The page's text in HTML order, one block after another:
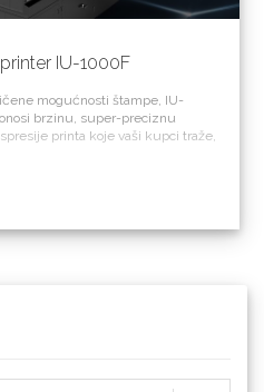
IU-1000F
mogućnosti štampe, IU-
brzinu, super-preciznu
printa koje vaši kupci traže,